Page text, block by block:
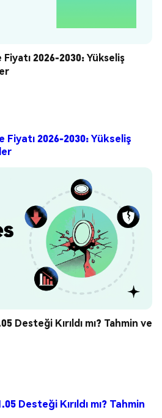
2026-2030: Yükseliş
Fiyatı 2026-2030: Yükseliş
Desteği Kırıldı mı? Tahmin ve
Desteği Kırıldı mı? Tahmin